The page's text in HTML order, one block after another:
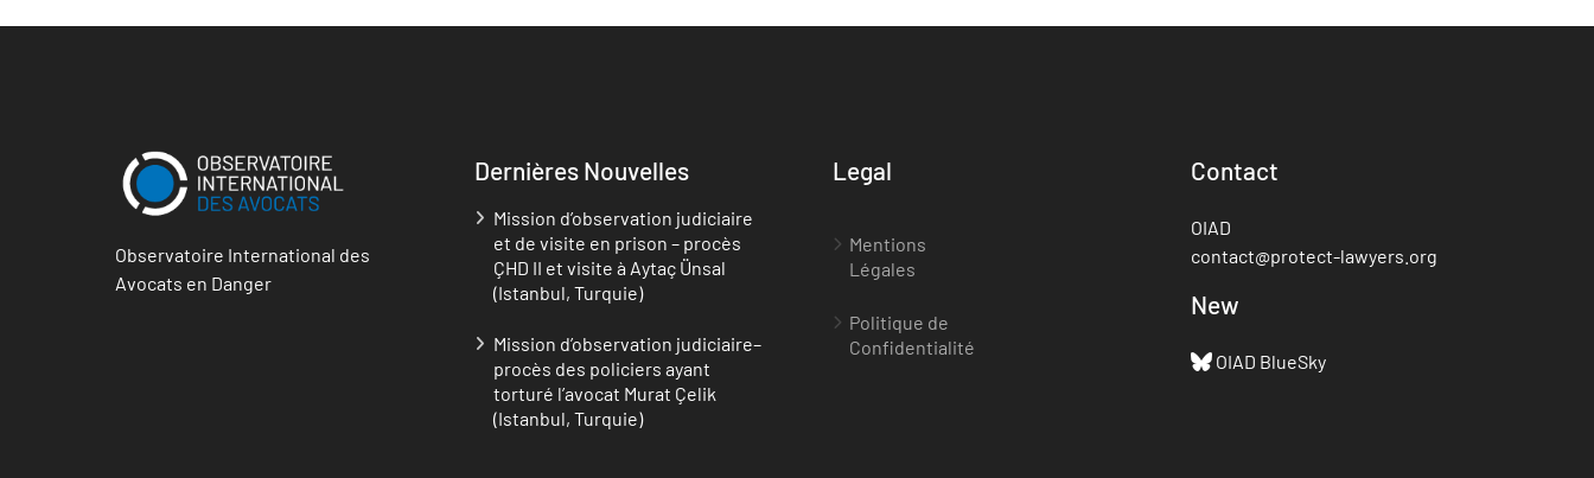
Observatoire International des
Avocats en Danger
Dernières Nouvelles
Mission d’observation judiciaire
et de visite en prison – procès
ÇHD II et visite à Aytaç Ünsal
(Istanbul, Turquie)
Mission d’observation judiciaire–
procès des policiers ayant
torturé l’avocat Murat Çelik
(Istanbul, Turquie)
Legal
Mentions
Légales
Politique de
Confidentialité
Contact
OIAD
contact@protect-lawyers.org
New
OIAD BlueSky